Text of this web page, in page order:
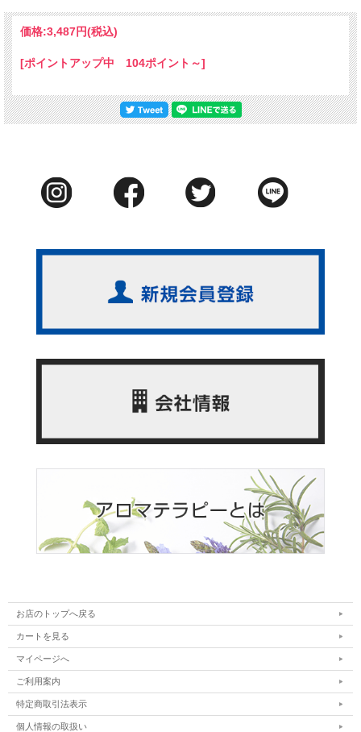
価格:3,487円(税込)
[ポイントアップ中 104ポイント～]
お店のトップへ戻る
カートを見る
マイページへ
ご利用案内
特定商取引法表示
個人情報の取扱い